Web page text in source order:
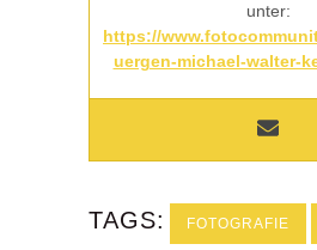
unter:
https://
uergen-michael-walter-
TAGS: FOTOGRAFIE